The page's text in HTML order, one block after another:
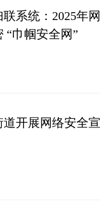
联系统：2025年
“巾帼安全网”
道开展网络安全